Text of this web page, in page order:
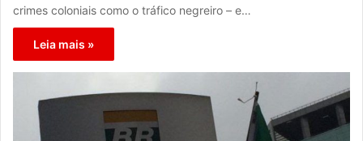
crimes coloniais como o tráfico negreiro – e…
Leia mais »